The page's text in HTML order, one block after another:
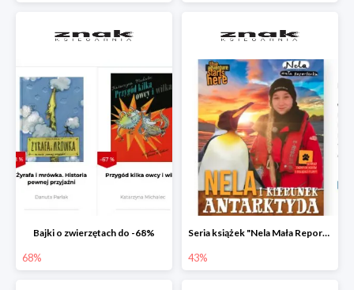
Bajki o zwierzętach do -68%
68%
Seria książek "Nela Mała Reporterka" do -43%
43%